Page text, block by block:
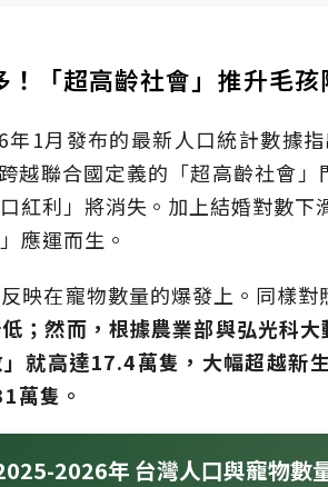
！「超高齡社會」推升毛孩
年1月發布的最新人口統計數據
越聯合國定義的「超高齡社會」
紅利」將消失。加上結婚對數
應運而生。
映在寵物數量的爆發上。同樣對
；然而，根據農業部與弘光科
」就高達17.4萬隻，大幅超越新
萬隻。
2026年 台灣人口與寵物數